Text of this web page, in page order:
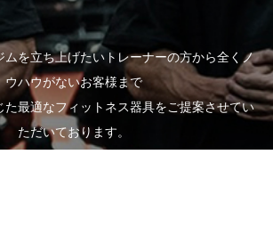
ムを立ち上げたいトレーナーの方から全くノ
ウハウがないお客様まで
た最適なフィットネス器具をご提案させてい
ただいております。